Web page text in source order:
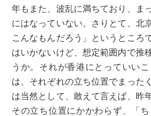
年もまた、波乱に満ちており、ま
にはなっていない。さりとて、北
こんなもんだろう」というところ
はいかないけど、想定範囲内で推
うか。それが香港にとっていい
は、それぞれの立ち位置でまった
は当然として、敢えて言えば、昨
その立ち位置にかかわらず、「